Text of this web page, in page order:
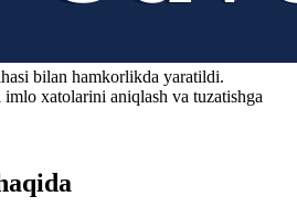
bilan hamkorlikda yaratildi.
xatolarini aniqlash va tuzatishga